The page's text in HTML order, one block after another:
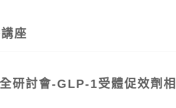
座
研討會-GLP-1受體促效劑